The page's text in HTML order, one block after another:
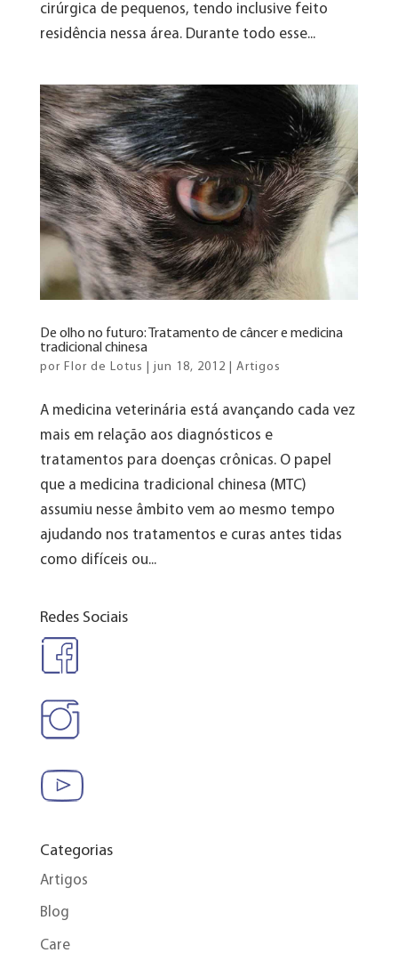
cirúrgica de pequenos, tendo inclusive feito
residência nessa área. Durante todo esse...
De olho no futuro: Tratamento de câncer e medicina
tradicional chinesa
por Flor de Lotus jun 18, 2012 Artigos
A medicina veterinária está avançando cada vez
mais em relação aos diagnósticos e
tratamentos para doenças crônicas. O papel
que a medicina tradicional chinesa (MTC)
assumiu nesse âmbito vem ao mesmo tempo
ajudando nos tratamentos e curas antes tidas
como difíceis ou...
Redes Sociais
Categorias
Artigos
Blog
Care